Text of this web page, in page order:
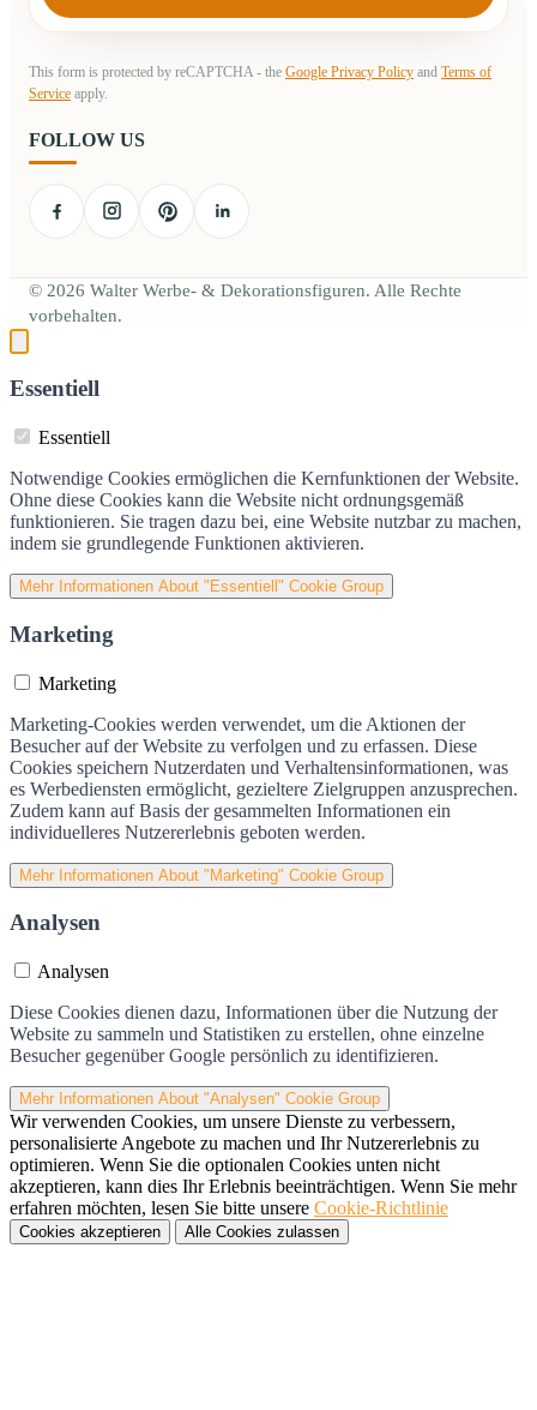
This form is protected by reCAPTCHA - the Google Privacy Policy and Terms of
Service apply.
FOLLOW US
© 2026 Walter Werbe- & Dekorationsfiguren. Alle Rechte
vorbehalten.
Essentiell
Essentiell
Notwendige Cookies ermöglichen die Kernfunktionen der Website.
Ohne diese Cookies kann die Website nicht ordnungsgemäß
funktionieren. Sie tragen dazu bei, eine Website nutzbar zu machen,
indem sie grundlegende Funktionen aktivieren.
Mehr Informationen About "Essentiell" Cookie Group
Marketing
Marketing
Marketing-Cookies werden verwendet, um die Aktionen der
Besucher auf der Website zu verfolgen und zu erfassen. Diese
Cookies speichern Nutzerdaten und Verhaltensinformationen, was
es Werbediensten ermöglicht, gezieltere Zielgruppen anzusprechen.
Zudem kann auf Basis der gesammelten Informationen ein
individuelleres Nutzererlebnis geboten werden.
Mehr Informationen About "Marketing" Cookie Group
Analysen
Analysen
Diese Cookies dienen dazu, Informationen über die Nutzung der
Website zu sammeln und Statistiken zu erstellen, ohne einzelne
Besucher gegenüber Google persönlich zu identifizieren.
Mehr Informationen About "Analysen" Cookie Group
Wir verwenden Cookies, um unsere Dienste zu verbessern,
personalisierte Angebote zu machen und Ihr Nutzererlebnis zu
optimieren. Wenn Sie die optionalen Cookies unten nicht
akzeptieren, kann dies Ihr Erlebnis beeinträchtigen. Wenn Sie mehr
erfahren möchten, lesen Sie bitte unsere Cookie-Richtlinie
Cookies akzeptieren Alle Cookies zulassen